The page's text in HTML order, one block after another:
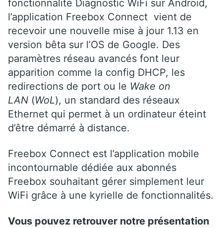
fonctionnalité Diagnostic WiFi sur Android,
l’application Freebox Connect vient de
recevoir une nouvelle mise à jour 1.13 en
version bêta sur l’OS de Google. Des
paramètres réseau avancés font leur
apparition comme la config DHCP, les
redirections de port ou le Wake on
LAN (WoL), un standard des réseaux
Ethernet qui permet à un ordinateur éteint
d’être démarré à distance.
Freebox Connect est l’application mobile
incontournable dédiée aux abonnés
Freebox souhaitant gérer simplement leur
WiFi grâce à une kyrielle de fonctionnalités.
Vous pouvez retrouver notre présentation